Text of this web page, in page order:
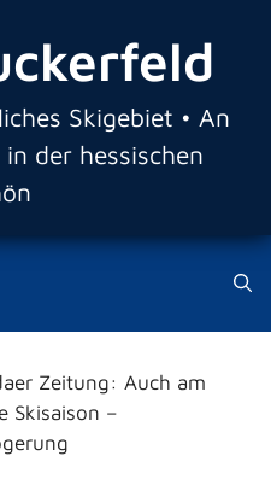
Skigebiet • An
der hessischen
Zeitung: Auch am
Skisaison –